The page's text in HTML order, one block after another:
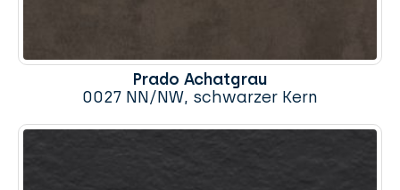
Prado Achatgrau
0027 NN/NW, schwarzer Kern